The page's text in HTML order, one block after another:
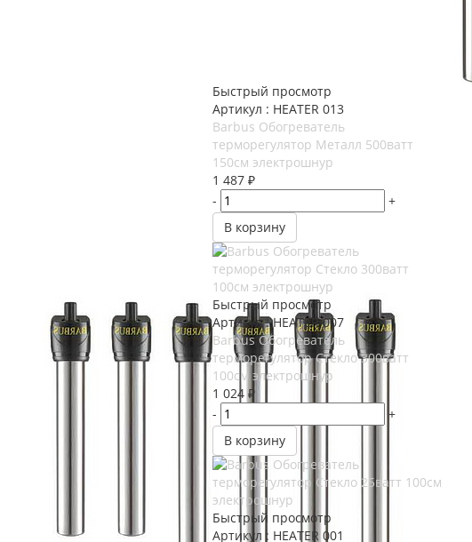
Быстрый просмотр
Артикул : HEATER 013
Barbus Обогреватель
терморегулятор Металл 500ватт
150см электрошнур
1 487 ₽
-
+
В корзину
Быстрый просмотр
Артикул : HEATER 007
Barbus Обогреватель
терморегулятор Стекло 300ватт
100см электрошнур
1 024 ₽
-
+
В корзину
Быстрый просмотр
Артикул : HEATER 001